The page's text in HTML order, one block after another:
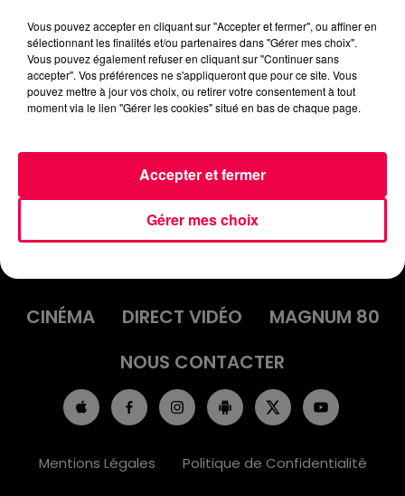
SORTIES CINÉ DU MERCREDI 29
OCTOBRE
INFOS
EMISSIONS
CINÉMA
DIRECT VIDÉO
MAGNUM 80
NOUS CONTACTER
Mentions Légales Politique de Confidentialité
Vous pouvez accepter en cliquant sur "Accepter et fermer", ou affiner en
sélectionnant les finalités et/ou partenaires dans "Gérer mes choix".
Vous pouvez également refuser en cliquant sur "Continuer sans
accepter". Vos préférences ne s'appliqueront que pour ce site. Vous
pouvez mettre à jour vos choix, ou retirer votre consentement à tout
moment via le lien "Gérer les cookies" situé en bas de chaque page.
Gérer mes choix
Accepter et fermer